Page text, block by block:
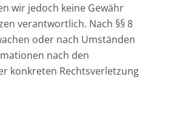
wir jedoch keine Gewähr
verantwortlich. Nach §§ 8
oder nach Umständen
nach den
konkreten Rechtsverletzung